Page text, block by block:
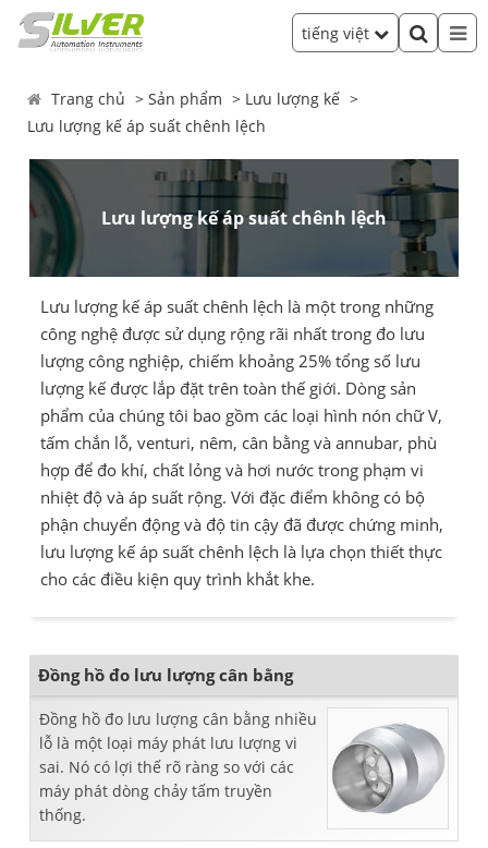
tiếng việt
Trang chủ Sản phẩm
Lưu lượng kế
Lưu lượng kế áp suất chênh lệch
Lưu lượng kế áp suất chênh lệch
Lưu lượng kế áp suất chênh lệch là một trong những
công nghệ được sử dụng rộng rãi nhất trong đo lưu
lượng công nghiệp, chiếm khoảng 25% tổng số lưu
lượng kế được lắp đặt trên toàn thế giới. Dòng sản
phẩm của chúng tôi bao gồm các loại hình nón chữ V,
tấm chắn lỗ, venturi, nêm, cân bằng và annubar, phù
hợp để đo khí, chất lỏng và hơi nước trong phạm vi
nhiệt độ và áp suất rộng. Với đặc điểm không có bộ
phận chuyển động và độ tin cậy đã được chứng minh,
lưu lượng kế áp suất chênh lệch là lựa chọn thiết thực
cho các điều kiện quy trình khắt khe.
Đồng hồ đo lưu lượng cân bằng
Đồng hồ đo lưu lượng cân bằng nhiều
lỗ là một loại máy phát lưu lượng vi
sai. Nó có lợi thế rõ ràng so với các
máy phát dòng chảy tấm truyền
thống.